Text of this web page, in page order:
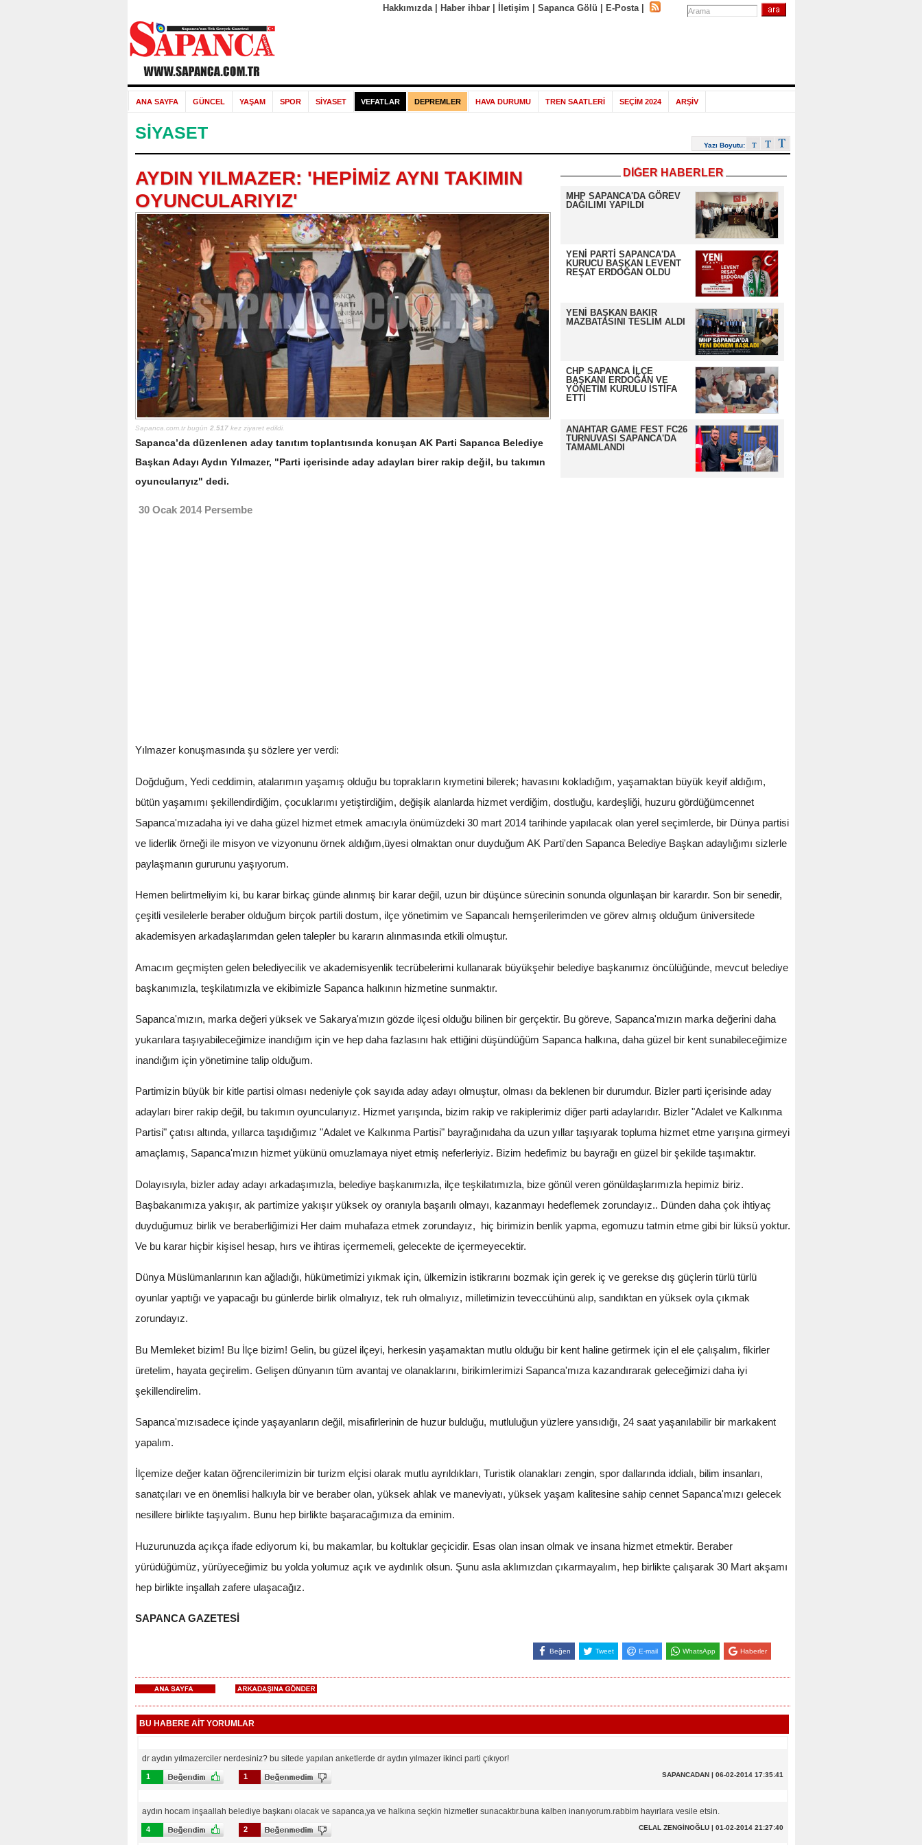
Hakkımızda| Haber ihbar| İletişim Sapanca Gölü E-Posta|
ANA SAYFA GÜNCEL YAŞAM SPOR SİYASET VEFATLAR DEPREMLER HAVA DURUMU TREN SAATLERİ SEÇİM 2024 ARŞİV
SİYASET
Yazı Boyutu:
DİĞER HABERLER
MHP SAPANCA'DA GÖREV
DAĞILIMI YAPILDI
YENİ PARTİ SAPANCA'DA
KURUCU BAŞKAN LEVENT
REŞAT ERDOĞAN OLDU
YENİ BAŞKAN BAKIR
MAZBATASINI TESLİM ALDI
CHP SAPANCA İLÇE
BAŞKANI ERDOĞAN VE
YÖNETİM KURULU İSTİFA
ETTİ
ANAHTAR GAME FEST FC26
TURNUVASI SAPANCA'DA
TAMAMLANDI
AYDIN YILMAZER: 'HEPİMİZ AYNI TAKIMIN
OYUNCULARIYIZ'
Sapanca.com.tr bugün 2.517kez ziyaret edildi.
Sapanca’da düzenlenen aday tanıtım toplantısında konuşan AK Parti Sapanca Belediye
Başkan Adayı Aydın Yılmazer, "Parti içerisinde aday adayları birer rakip değil, bu takımın
oyuncularıyız" dedi.
30 Ocak 2014 Persembe
Yılmazer konuşmasında şu sözlere yer verdi:
Doğduğum, Yedi ceddimin, atalarımın yaşamış olduğu bu toprakların kıymetini bilerek; havasını kokladığım, yaşamaktan büyük keyif aldığım,
bütün yaşamımı şekillendirdiğim, çocuklarımı yetiştirdiğim, değişik alanlarda hizmet verdiğim, dostluğu, kardeşliği, huzuru gördüğümcennet
Sapanca'mızadaha iyi ve daha güzel hizmet etmek amacıyla önümüzdeki 30 mart 2014 tarihinde yapılacak olan yerel seçimlerde, bir Dünya partisi
ve liderlik örneği ile misyon ve vizyonunu örnek aldığım,üyesi olmaktan onur duyduğum AK Parti'den Sapanca Belediye Başkan adaylığımı sizlerle
paylaşmanın gururunu yaşıyorum.
Hemen belirtmeliyim ki, bu karar birkaç günde alınmış bir karar değil, uzun bir düşünce sürecinin sonunda olgunlaşan bir karardır. Son bir senedir,
çeşitli vesilelerle beraber olduğum birçok partili dostum, ilçe yönetimim ve Sapancalı hemşerilerimden ve görev almış olduğum üniversitede
akademisyen arkadaşlarımdan gelen talepler bu kararın alınmasında etkili olmuştur.
Amacım geçmişten gelen belediyecilik ve akademisyenlik tecrübelerimi kullanarak büyükşehir belediye başkanımız öncülüğünde, mevcut belediye
başkanımızla, teşkilatımızla ve ekibimizle Sapanca halkının hizmetine sunmaktır.
Sapanca'mızın, marka değeri yüksek ve Sakarya'mızın gözde ilçesi olduğu bilinen bir gerçektir. Bu göreve, Sapanca'mızın marka değerini daha
yukarılara taşıyabileceğimize inandığım için ve hep daha fazlasını hak ettiğini düşündüğüm Sapanca halkına, daha güzel bir kent sunabileceğimize
inandığım için yönetimine talip olduğum.
Partimizin büyük bir kitle partisi olması nedeniyle çok sayıda aday adayı olmuştur, olması da beklenen bir durumdur. Bizler parti içerisinde aday
adayları birer rakip değil, bu takımın oyuncularıyız. Hizmet yarışında, bizim rakip ve rakiplerimiz diğer parti adaylarıdır. Bizler "Adalet ve Kalkınma
Partisi" çatısı altında, yıllarca taşıdığımız "Adalet ve Kalkınma Partisi" bayrağınıdaha da uzun yıllar taşıyarak topluma hizmet etme yarışına girmeyi
amaçlamış, Sapanca'mızın hizmet yükünü omuzlamaya niyet etmiş neferleriyiz. Bizim hedefimiz bu bayrağı en güzel bir şekilde taşımaktır.
Dolayısıyla, bizler aday adayı arkadaşımızla, belediye başkanımızla, ilçe teşkilatımızla, bize gönül veren gönüldaşlarımızla hepimiz biriz.
Başbakanımıza yakışır, ak partimize yakışır yüksek oy oranıyla başarılı olmayı, kazanmayı hedeflemek zorundayız.. Dünden daha çok ihtiyaç
duyduğumuz birlik ve beraberliğimizi Her daim muhafaza etmek zorundayız, hiç birimizin benlik yapma, egomuzu tatmin etme gibi bir lüksü yoktur.
Ve bu karar hiçbir kişisel hesap, hırs ve ihtiras içermemeli, gelecekte de içermeyecektir.
Dünya Müslümanlarının kan ağladığı, hükümetimizi yıkmak için, ülkemizin istikrarını bozmak için gerek iç ve gerekse dış güçlerin türlü türlü
oyunlar yaptığı ve yapacağı bu günlerde birlik olmalıyız, tek ruh olmalıyız, milletimizin teveccühünü alıp, sandıktan en yüksek oyla çıkmak
zorundayız.
Bu Memleket bizim! Bu İlçe bizim! Gelin, bu güzel ilçeyi, herkesin yaşamaktan mutlu olduğu bir kent haline getirmek için el ele çalışalım, fikirler
üretelim, hayata geçirelim. Gelişen dünyanın tüm avantaj ve olanaklarını, birikimlerimizi Sapanca'mıza kazandırarak geleceğimizi daha iyi
şekillendirelim.
Sapanca'mızısadece içinde yaşayanların değil, misafirlerinin de huzur bulduğu, mutluluğun yüzlere yansıdığı, 24 saat yaşanılabilir bir markakent
yapalım.
İlçemize değer katan öğrencilerimizin bir turizm elçisi olarak mutlu ayrıldıkları, Turistik olanakları zengin, spor dallarında iddialı, bilim insanları,
sanatçıları ve en önemlisi halkıyla bir ve beraber olan, yüksek ahlak ve maneviyatı, yüksek yaşam kalitesine sahip cennet Sapanca'mızı gelecek
nesillere birlikte taşıyalım. Bunu hep birlikte başaracağımıza da eminim.
Huzurunuzda açıkça ifade ediyorum ki, bu makamlar, bu koltuklar geçicidir. Esas olan insan olmak ve insana hizmet etmektir. Beraber
yürüdüğümüz, yürüyeceğimiz bu yolda yolumuz açık ve aydınlık olsun. Şunu asla aklımızdan çıkarmayalım, hep birlikte çalışarak 30 Mart akşamı
hep birlikte inşallah zafere ulaşacağız.
SAPANCA GAZETESİ
Beğen Tweet E-mail WhatsApp Haberler
BU HABERE AİT YORUMLAR
dr aydın yılmazerciler nerdesiniz? bu sitede yapılan anketlerde dr aydın yılmazer ikinci parti çıkıyor!
1 1 SAPANCADAN | 06-02-2014 17:35:41
aydın hocam inşaallah belediye başkanı olacak ve sapanca,ya ve halkına seçkin hizmetler sunacaktır.buna kalben inanıyorum.rabbim hayırlara vesile etsin.
4 2 CELAL ZENGİNOĞLU | 01-02-2014 21:27:40